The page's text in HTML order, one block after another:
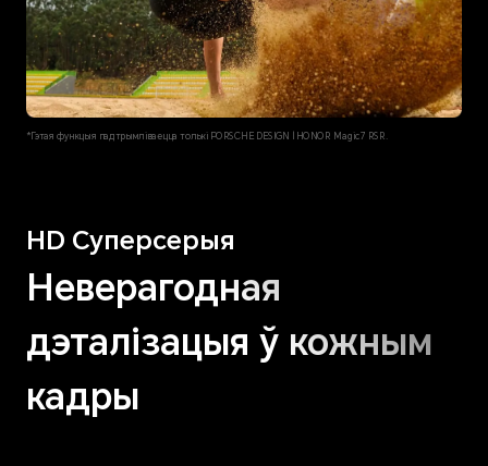
*Гэтая функцыя падтрымліваецца толькі PORSCHE DESIGN | HONOR Magic7 RSR.
HD Суперсерыя
Неверагодная
дэталізацыя ў кожным
кадры